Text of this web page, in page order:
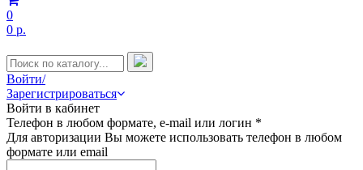
0
0 р.
Войти/
Зарегистрироваться
Войти в кабинет
Телефон в любом формате, e-mail или логин *
Для авторизации Вы можете использовать телефон в любом
формате или email